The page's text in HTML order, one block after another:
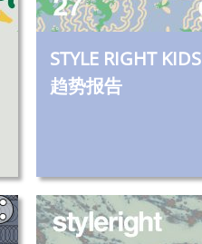
STYLE RIGHT KIDS 平面设计与
趋势报告